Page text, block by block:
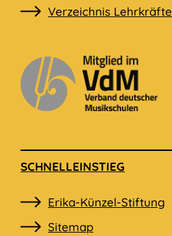
Verzeichnis Lehrkräfte
SCHNELLEINSTIEG
Navigation
überspringen
Erika-Künzel-Stiftung
Sitemap